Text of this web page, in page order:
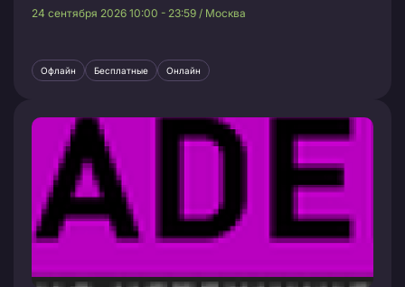
24 сентября 2026 10:00 - 23:59 / Москва
Офлайн Бесплатные Онлайн